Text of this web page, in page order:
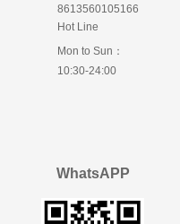
8613560105166
Hot Line
Mon to Sun：
10:30-24:00
WhatsAPP